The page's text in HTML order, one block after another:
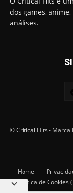
dos games,
análises.
© Critical Hits - Marca
Home
Política de Cookies